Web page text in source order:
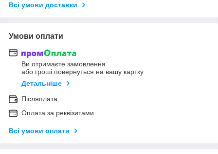
Всі умови доставки
Умови оплати
Ви отримаєте замовлення
або гроші повернуться на вашу картку
Детальніше
Післяплата
Оплата за реквізитами
Всі умови оплати